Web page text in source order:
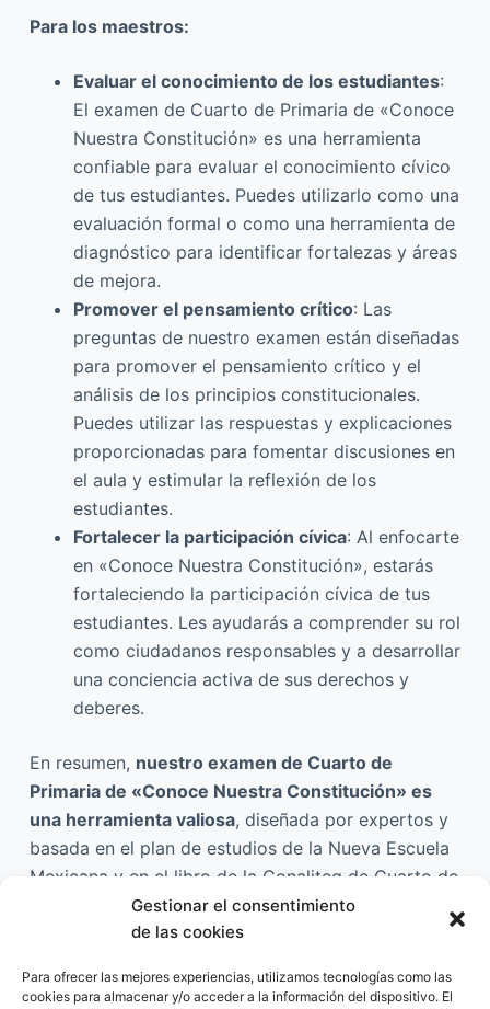
Gestionar el consentimiento
de las cookies
Para ofrecer las mejores experiencias, utilizamos tecnologías como las
cookies para almacenar y/o acceder a la información del dispositivo. El
Para los maestros:
Evaluar el conocimiento de los estudiantes:
El examen de Cuarto de Primaria de «Conoce
Nuestra Constitución» es una herramienta
confiable para evaluar el conocimiento cívico
de tus estudiantes. Puedes utilizarlo como una
evaluación formal o como una herramienta de
diagnóstico para identificar fortalezas y áreas
de mejora.
Promover el pensamiento crítico: Las
preguntas de nuestro examen están diseñadas
para promover el pensamiento crítico y el
análisis de los principios constitucionales.
Puedes utilizar las respuestas y explicaciones
proporcionadas para fomentar discusiones en
el aula y estimular la reflexión de los
estudiantes.
Fortalecer la participación cívica: Al enfocarte
en «Conoce Nuestra Constitución», estarás
fortaleciendo la participación cívica de tus
estudiantes. Les ayudarás a comprender su rol
como ciudadanos responsables y a desarrollar
una conciencia activa de sus derechos y
deberes.
En resumen, nuestro examen de Cuarto de
Primaria de «Conoce Nuestra Constitución» es
una herramienta valiosa, diseñada por expertos y
basada en el plan de estudios de la Nueva Escuela
Mexicana y en el libro de la Conaliteg de Cuarto de
Primaria de «Conoce Nuestra Constitución».
Descárgalo ahoray evalúa de manera efectiva el
de calidad, elaborado por expertos, les brindará